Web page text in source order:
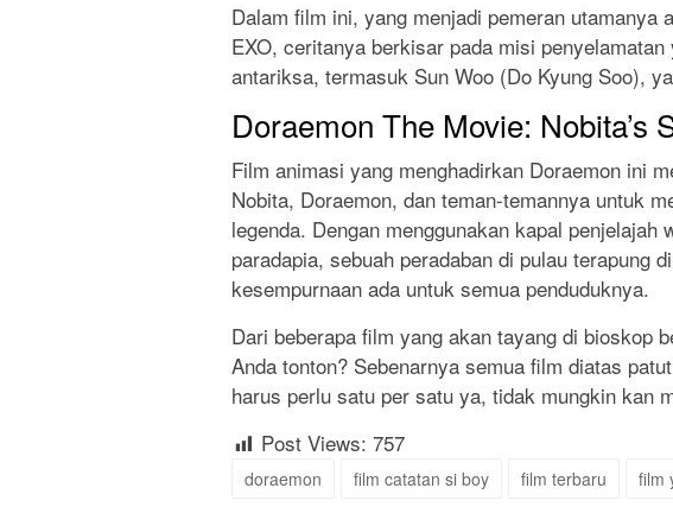
Dalam film ini, yang menjadi pemeran utamanya
EXO, ceritanya berkisar pada misi
antariksa, termasuk Sun Woo (Do Kyung Soo),
Doraemon The Movie: Nobita’s
Film animasi yang menghadirkan Doraemon ini
Nobita, Doraemon, dan teman-temannya untuk
legenda. Dengan menggunakan kapal penjelajah
paradapia, sebuah peradaban di pulau terapung
kesempurnaan ada untuk semua penduduknya.
Dari beberapa film yang akan tayang di bioskop
Anda tonton? Sebenarnya semua film diatas
harus perlu satu per satu ya, tidak mungkin kan
Post Views: 757
doraemon film catatan si boy film terbaru film